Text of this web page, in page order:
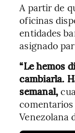
A partir de
oficinas
entidades
asignado
“Le hemos
cambiarla.
semanal,
comentarios
Venezolana